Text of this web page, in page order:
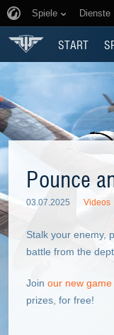
Spiele Dienste
START
Pounce
03.07.2025 Videos
Stalk your enemy,
battle from the
Join our new
prizes, for free!